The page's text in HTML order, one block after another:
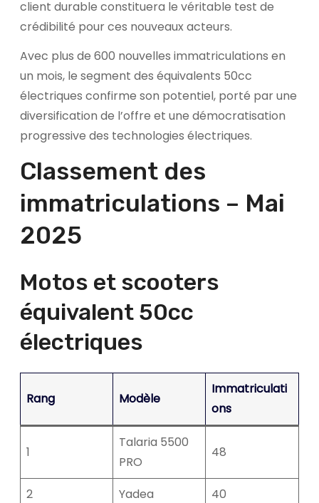
client durable constituera le véritable test de
crédibilité pour ces nouveaux acteurs.
Avec plus de 600 nouvelles immatriculations en
un mois, le segment des équivalents 50cc
électriques confirme son potentiel, porté par une
diversification de l’offre et une démocratisation
progressive des technologies électriques.
Classement des
immatriculations – Mai
2025
Motos et scooters
équivalent 50cc
électriques
Rang Modèle
Immatriculati
ons
1
Talaria 5500
PRO
48
2 Yadea
40